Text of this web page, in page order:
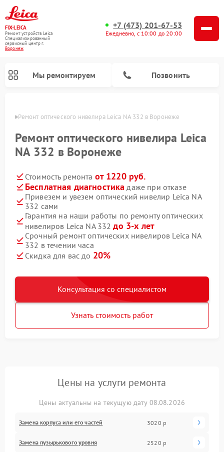
FIX-LEICA
Ремонт устройств Leica
Специализированный
cервисный центр г.
Воронеж
+7 (473) 201-67-53
Ежедневно, с 10:00 до 20:00
Мы ремонтируем Позвонить
Ремонт оптического нивелира Leica NA 332 в Воронеже
Ремонт оптического нивелира Leica
NA 332 в Воронеже
Стоимость ремонта от 1220 руб.
Бесплатная диагностика даже при отказе
Привезем и увезем оптический нивелир Leica NA
332 сами
Гарантия на наши работы по ремонту оптических
нивелиров Leica NA 332до 3-х лет
Срочный ремонт оптических нивелиров Leica NA
332 в течении часа
Скидка для вас до 20%
Консультация со специалистом
Узнать стоимость работ
Цены на услуги ремонта
Цены актуальны на текущую дату 08.08.2026
Замена корпуса или его частей 3020 р
Замена пузырькового уровня 2520 р